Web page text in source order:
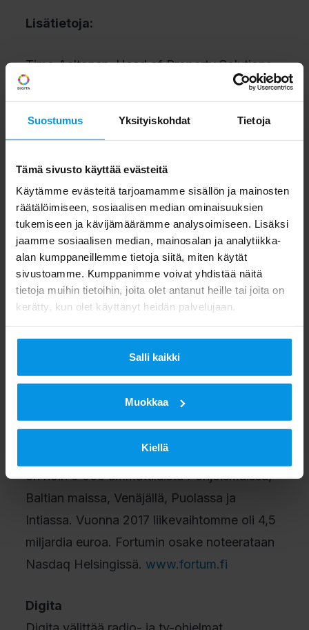
Suostumus Yksityiskohdat Tietoja
Tämä sivusto käyttää evästeitä
Käytämme evästeitä tarjoamamme sisällön ja mainosten
räätälöimiseen, sosiaalisen median ominaisuuksien
tukemiseen ja kävijämäärämme analysoimiseen. Lisäksi
jaamme sosiaalisen median, mainosalan ja analytiikka-
alan kumppaneillemme tietoja siitä, miten käytät
sivustoamme. Kumppanimme voivat yhdistää näitä
tietoja muihin tietoihin, joita olet antanut heille tai joita on
kerätty, kun olet käyttänyt heidän palvelujaan.
Salli kaikki
Muokkaa
Kiellä
Lisätietoja:
Timo Aaltonen, Head of Property Solutions,
Fortum SmartLiving, puh. 050 454 3475
Ari Kuukka, Digita Oy, johtaja, IoT-palvelut,
Lue lisääFortumin SmartLiving-palveluista:
https://www.fortum.fi/yrityksille-ja-
yhteisoille/alykkaat-energiaratkaisut/fortum-
smartliving-kotona-kaikki-hyvin
Fortum
joka toimittaa asiakkailleen sähköä, lämpöä
ja jäähdytystä sekä älykkäitä ratkaisuja
resurssitehokkuuden parantamiseen.
Haluamme edistää asiakkaidemme ja
yhteiskunnan kanssa muutosta kohti
puhtaampaa maailmaa. Palveluksessamme
on noin 9 000 ammattilaista Pohjoismaissa,
Baltian maissa, Venäjällä, Puolassa ja
Intiassa. Vuonna 2017 liikevaihtomme oli 4,5
miljardia euroa. Fortumin osake noteerataan
Nasdaq Helsingissä. www.fortum.fi
Digita